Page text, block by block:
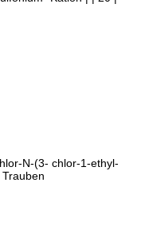
N-(3- chlor-1-ethyl-